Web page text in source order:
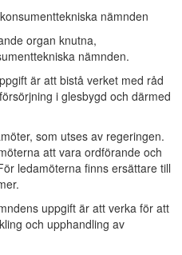
nämnden
organ knutna,
nämnden.
är att bistå verket med råd
i glesbygd och därmed
som utses av regeringen.
att vara ordförande och
ledamöterna finns ersättare till
uppgift är att verka för att
och upphandling av